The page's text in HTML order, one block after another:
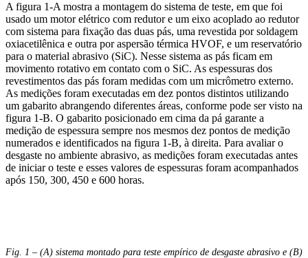
A figura 1-A mostra a montagem do sistema de teste, em que foi
usado um motor elétrico com redutor e um eixo acoplado ao redutor
com sistema para fixação das duas pás, uma revestida por soldagem
oxiacetilênica e outra por aspersão térmica HVOF, e um reservatório
para o material abrasivo (SiC). Nesse sistema as pás ficam em
movimento rotativo em contato com o SiC. As espessuras dos
revestimentos das pás foram medidas com um micrômetro externo.
As medições foram executadas em dez pontos distintos utilizando
um gabarito abrangendo diferentes áreas, conforme pode ser visto na
figura 1-B. O gabarito posicionado em cima da pá garante a
medição de espessura sempre nos mesmos dez pontos de medição
numerados e identificados na figura 1-B, à direita. Para avaliar o
desgaste no ambiente abrasivo, as medições foram executadas antes
de iniciar o teste e esses valores de espessuras foram acompanhados
após 150, 300, 450 e 600 horas.
Fig. 1 – (A) sistema montado para teste empírico de desgaste abrasivo e (B)